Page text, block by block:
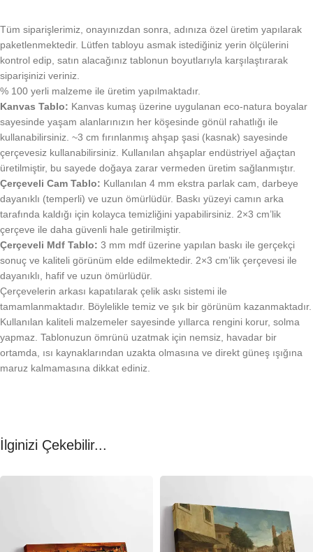
Tüm siparişlerimiz, onayınızdan sonra, adınıza özel üretim yapılarak
paketlenmektedir. Lütfen tabloyu asmak istediğiniz yerin ölçülerini
kontrol edip, satın alacağınız tablonun boyutlarıyla karşılaştırarak
siparişinizi veriniz.
% 100 yerli malzeme ile üretim yapılmaktadır.
Kanvas Tablo: Kanvas kumaş üzerine uygulanan eco-natura boyalar
sayesinde yaşam alanlarınızın her köşesinde gönül rahatlığı ile
kullanabilirsiniz. ~3 cm fırınlanmış ahşap şasi (kasnak) sayesinde
çerçevesiz kullanabilirsiniz. Kullanılan ahşaplar endüstriyel ağaçtan
üretilmiştir, bu sayede doğaya zarar vermeden üretim sağlanmıştır.
Çerçeveli Cam Tablo: Kullanılan 4 mm ekstra parlak cam, darbeye
dayanıklı (temperli) ve uzun ömürlüdür. Baskı yüzeyi camın arka
tarafında kaldığı için kolayca temizliğini yapabilirsiniz. 2×3 cm’lik
çerçeve ile daha güvenli hale getirilmiştir.
Çerçeveli Mdf Tablo: 3 mm mdf üzerine yapılan baskı ile gerçekçi
sonuç ve kaliteli görünüm elde edilmektedir. 2×3 cm’lik çerçevesi ile
dayanıklı, hafif ve uzun ömürlüdür.
Çerçevelerin arkası kapatılarak çelik askı sistemi ile
tamamlanmaktadır. Böylelikle temiz ve şık bir görünüm kazanmaktadır.
Kullanılan kaliteli malzemeler sayesinde yıllarca rengini korur, solma
yapmaz. Tablonuzun ömrünü uzatmak için nemsiz, havadar bir
ortamda, ısı kaynaklarından uzakta olmasına ve direkt güneş ışığına
maruz kalmamasına dikkat ediniz.
İlginizi Çekebilir...